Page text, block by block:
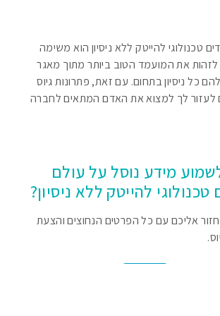
טכנולוגי להייטק ללא ניסיון הוא משימה
את המועמד הטוב ביותר מתוך מאגר
כל ניסיון בתחום. עם זאת, פתרונות גיוס
לעזור לך למצוא את האדם המתאים לחברה
מידע נוסל על עולם
טכנולוגי להייטק ללא ניסיון?
אליכם עם כל הפרטים הנחוצים והצעת